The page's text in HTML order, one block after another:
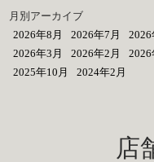
月別アーカイブ
2026年8月
2026年7月 2026
2026年3月
2026年2月 2026
2025年10月
2024年2月
店